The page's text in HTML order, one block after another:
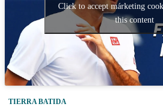
Click to accept márketing
this content
TIERRA BATIDA